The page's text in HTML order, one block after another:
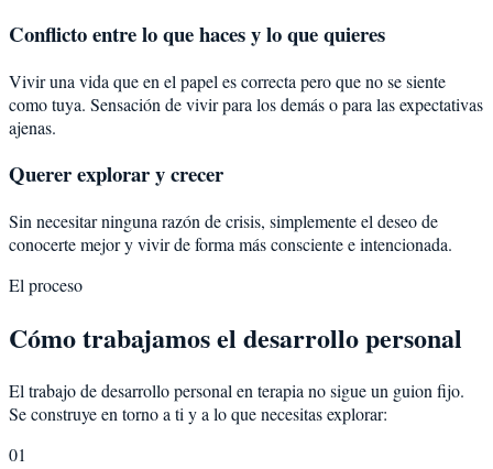
Conflicto entre lo que haces y lo que quieres
Vivir una vida que en el papel es correcta pero que no se siente
como tuya. Sensación de vivir para los demás o para las expectativas
ajenas.
Querer explorar y crecer
Sin necesitar ninguna razón de crisis, simplemente el deseo de
conocerte mejor y vivir de forma más consciente e intencionada.
El proceso
Cómo trabajamos el desarrollo personal
El trabajo de desarrollo personal en terapia no sigue un guion fijo.
Se construye en torno a ti y a lo que necesitas explorar:
01